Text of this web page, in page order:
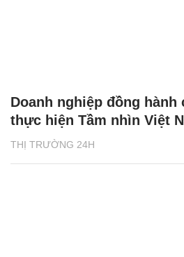
THỊ TRƯỜNG 24H
Doanh nghiệp đồng hành
thực hiện Tầm nhìn Việt